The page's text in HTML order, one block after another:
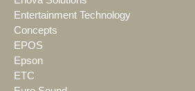
Entertainment Technology
Concepts
EPOS
Epson
ETC